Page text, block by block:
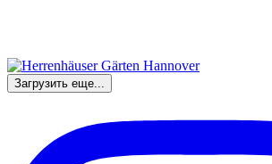
Загрузить еще...